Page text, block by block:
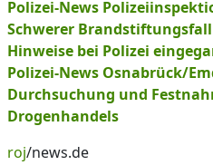
Polizei-News
Schwerer
Hinweise bei Polizei
Polizei-News Osnabrück/
Durchsuchung und
Drogenhandels
roj/news.de